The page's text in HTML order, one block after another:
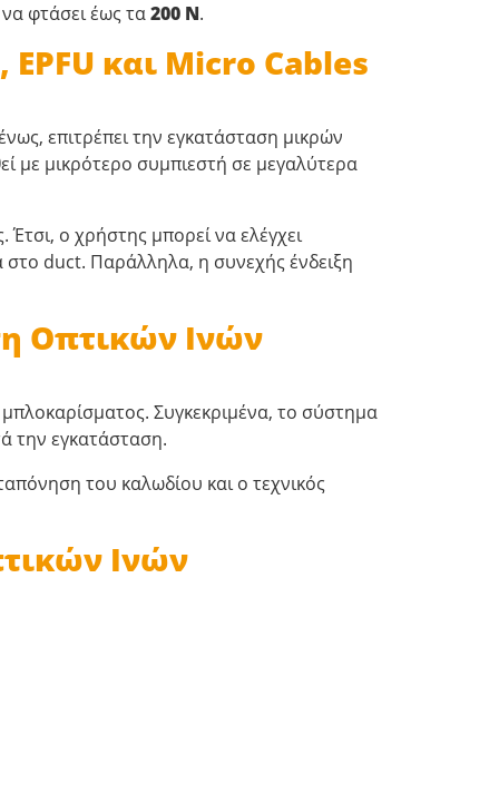
φτάσει έως τα200 N.
και Micro Cables
επιτρέπει την εγκατάσταση μικρών
με μικρότερο συμπιεστή σε μεγαλύτερα
ο χρήστης μπορεί να ελέγχει
duct. Παράλληλα, η συνεχής ένδειξη
Οπτικών Ινών
Συγκεκριμένα, το σύστημα
την εγκατάσταση.
του καλωδίου και ο τεχνικός
Ινών